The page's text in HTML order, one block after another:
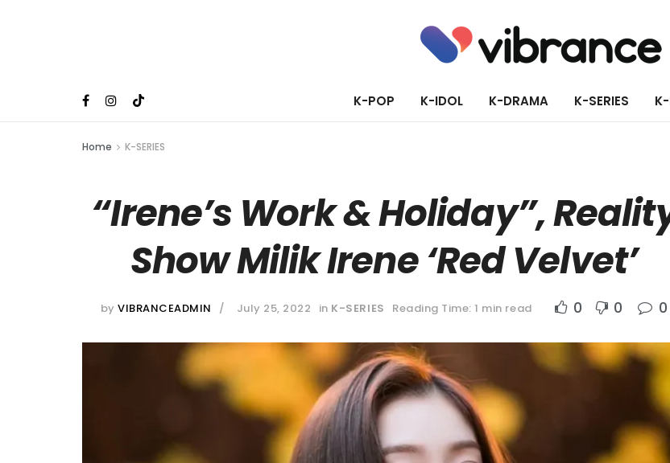
K-POP K-IDOL K-DRAMA K-SERIES K-
Home K-SERIES
“Irene’s Work & Holiday”,
Show Milik Irene ‘Red Velvet’
by VIBRANCEADMIN July 25, 2022 in K-SERIES Reading Time: 1 min read 0 0 0